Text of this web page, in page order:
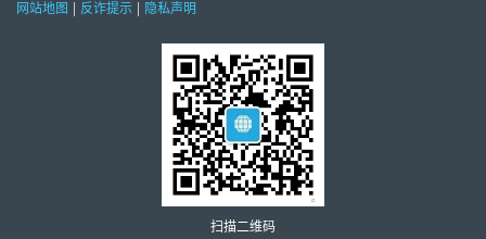
网站地图 反诈提示 隐私声明
扫描二维码